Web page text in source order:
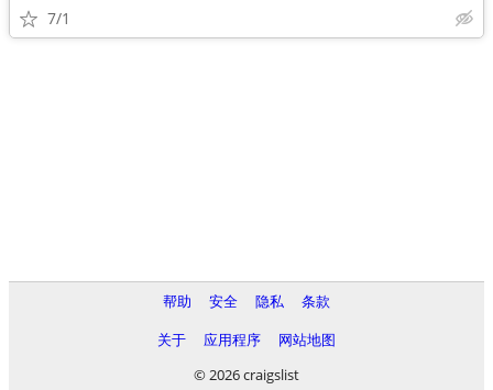
7/1
帮助 安全 隐私
条款
关于
应用程序
网站地图
© 2026 craigslist